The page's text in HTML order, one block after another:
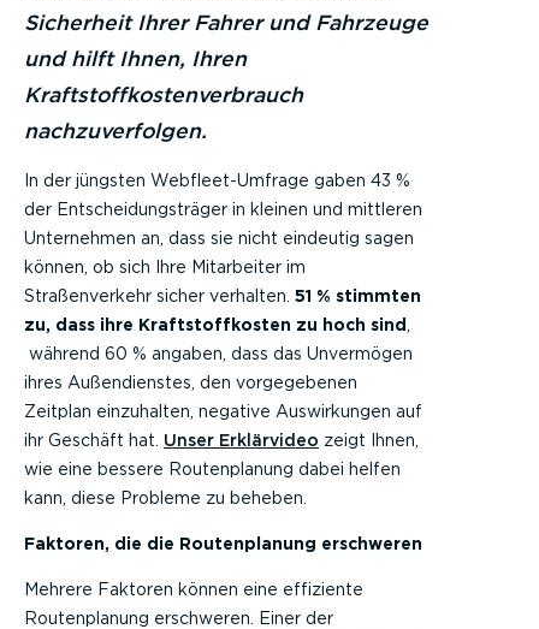
Sicherheit Ihrer Fahrer und Fahrzeuge
und hilft Ihnen, Ihren
Kraftstoffkostenverbrauch
nachzuverfolgen.
In der jüngsten Webfleet-Umfrage gaben 43 %
der Entscheidungsträger in kleinen und mittleren
Unternehmen an, dass sie nicht eindeutig sagen
können, ob sich Ihre Mitarbeiter im
Straßenverkehr sicher verhalten. 51 % stimmten
zu, dass ihre Kraftstoffkosten zu hoch sind
während 60 % angaben, dass das Unvermögen
ihres Außendienstes, den vorgegebenen
Zeitplan einzuhalten, negative Auswirkungen auf
ihr Geschäft hat. Unser Erklärvideo zeigt Ihnen,
wie eine bessere Routenplanung dabei helfen
kann, diese Probleme zu beheben.
Faktoren, die die Routenplanung erschweren
Mehrere Faktoren können eine effiziente
Routenplanung erschweren. Einer der